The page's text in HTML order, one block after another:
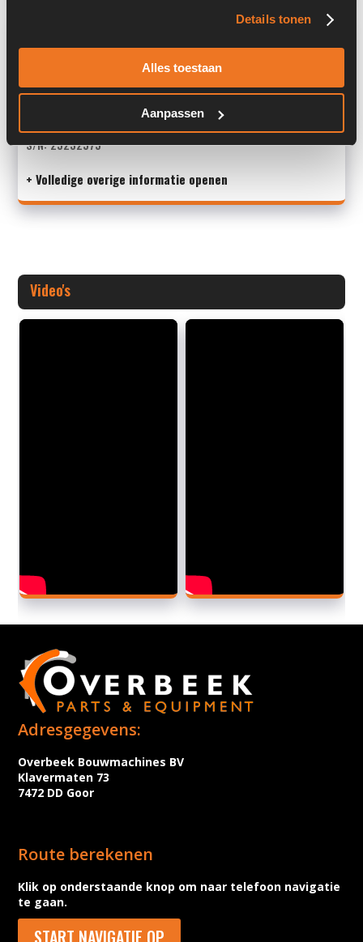
Details tonen
Alles toestaan
Aanpassen
Stock number: 6141-009-09
Brand: Rexroth
S/N: 25232575
+ Volledige overige informatie openen
Video's
Adresgegevens:
Overbeek Bouwmachines BV
Klavermaten 73
7472 DD Goor
Route berekenen
Klik op onderstaande knop om naar telefoon navigatie
te gaan.
START NAVIGATIE OP